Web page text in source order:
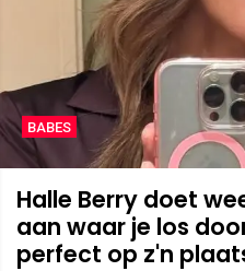
BABES
Halle Berry doet
aan waar je los
perfect op z'n